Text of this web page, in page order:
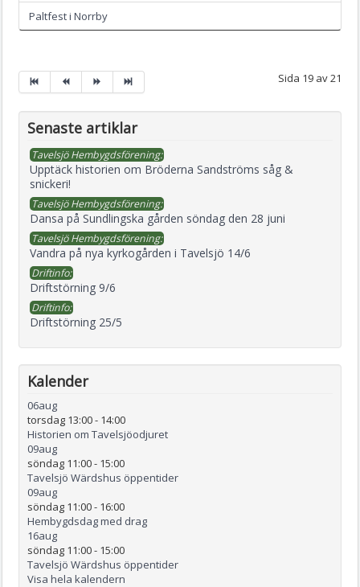
Paltfest i Norrby
Sida 19 av 21
Senaste artiklar
Tavelsjö Hembygdsförening:
Upptäck historien om Bröderna Sandströms såg &
snickeri!
Tavelsjö Hembygdsförening:
Dansa på Sundlingska gården söndag den 28 juni
Tavelsjö Hembygdsförening:
Vandra på nya kyrkogården i Tavelsjö 14/6
Driftinfo:
Driftstörning 9/6
Driftinfo:
Driftstörning 25/5
Kalender
06aug
torsdag 13:00- 14:00
Historien om Tavelsjöodjuret
09aug
söndag 11:00- 15:00
Tavelsjö Wärdshus öppentider
09aug
söndag 11:00- 16:00
Hembygdsdag med drag
16aug
söndag 11:00- 15:00
Tavelsjö Wärdshus öppentider
Visa hela kalendern